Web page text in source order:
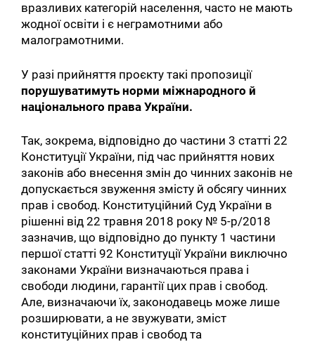
вразливих категорій населення, часто не мають
жодної освіти і є неграмотними або
малограмотними.
У разі прийняття проєкту такі пропозиції
порушуватимуть норми міжнародного й
національного права України.
Так, зокрема, відповідно до частини 3 статті 22
Конституції України, під час прийняття нових
законів або внесення змін до чинних законів не
допускається звуження змісту й обсягу чинних
прав і свобод. Конституційний Суд України в
рішенні від 22 травня 2018 року № 5-р/2018
зазначив, що відповідно до пункту 1 частини
першої статті 92 Конституції України виключно
законами України визначаються права і
свободи людини, гарантії цих прав і свобод.
Але, визначаючи їх, законодавець може лише
розширювати, а не звужувати, зміст
конституційних прав і свобод та